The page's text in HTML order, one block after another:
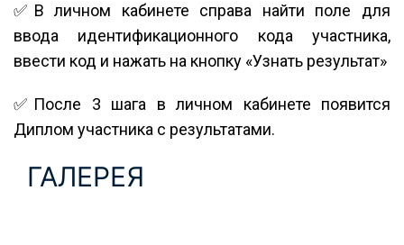
✅В личном кабинете справа найти поле для
ввода идентификационного кода участника,
ввести код и нажать на кнопку «Узнать результат»
✅После 3 шага в личном кабинете появится
Диплом участника с результатами.
ГАЛЕРЕЯ